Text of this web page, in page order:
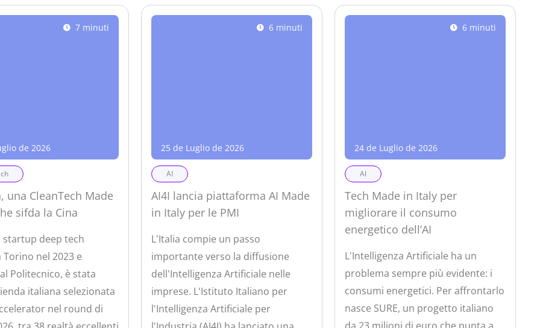
7 minuti
de 2026
una CleanTech Made
sifda la Cina
startup deep tech
nel 2023 e
Politecnico, è stata
italiana selezionata
nel round di
6 minuti
25 de Luglio de 2026
AI
AI4I lancia piattaforma AI Made
in Italy per le PMI
L'Italia compie un passo
importante verso la diffusione
dell'Intelligenza Artificiale nelle
imprese. L'Istituto Italiano per
l'Intelligenza Artificiale per
6 minuti
24 de Luglio de 2026
AI
Tech Made in Italy per
migliorare il consumo
energetico dell’AI
L'Intelligenza Artificiale ha un
problema sempre più evidente: i
consumi energetici. Per affrontarlo
nasce SURE, un progetto italiano